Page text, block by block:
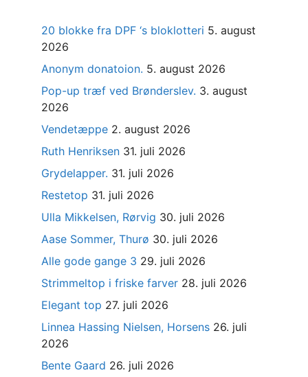
20 blokke fra DPF ‘s bloklotteri 5. august
2026
Anonym donatoion. 5. august 2026
Pop-up træf ved Brønderslev. 3. august
2026
Vendetæppe 2. august 2026
Ruth Henriksen 31. juli 2026
Grydelapper. 31. juli 2026
Restetop 31. juli 2026
Ulla Mikkelsen, Rørvig 30. juli 2026
Aase Sommer, Thurø 30. juli 2026
Alle gode gange 3 29. juli 2026
Strimmeltop i friske farver 28. juli 2026
Elegant top 27. juli 2026
Linnea Hassing Nielsen, Horsens 26. juli
2026
Bente Gaard 26. juli 2026